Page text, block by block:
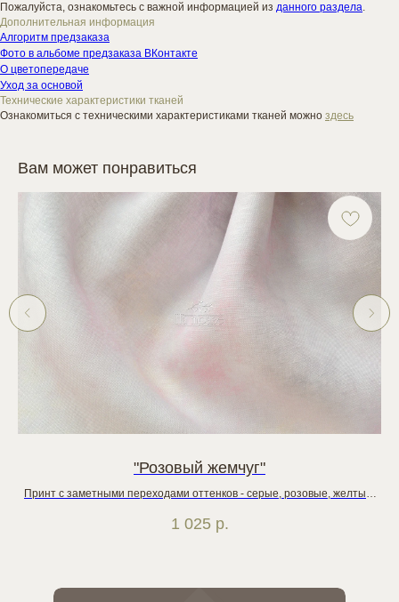
Пожалуйста, ознакомьтесь с важной информацией из данного раздела.
Дополнительная информация
Алгоритм предзаказа
Фото в альбоме предзаказа ВКонтакте
О цветопередаче
Уход за основой
Технические характеристики тканей
Ознакомиться с техническими характеристиками тканей можно здесь
Вам может понравиться
"Розовый жемчуг"
Принт с заметными переходами оттенков - серые, розовые, желтые.
1 025 р.